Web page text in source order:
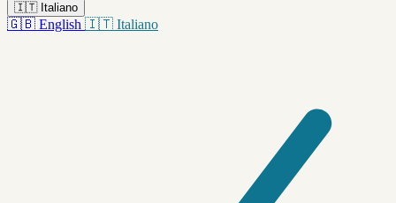
🇮🇹 Italiano
🇬🇧 English 🇮🇹 Italiano